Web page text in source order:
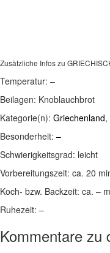
Zusätzliche Infos zu
Temperatur: –
Beilagen: Knoblauchbrot
Kategorie(n): Griechenland,
Besonderheit: –
Schwierigkeitsgrad: leicht
Vorbereitungszeit: ca. 20
Koch- bzw. Backzeit: ca. –
Ruhezeit: –
Kommentare zu